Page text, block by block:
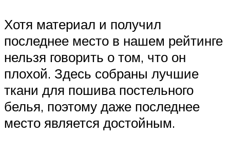
Хотя материал и получил
последнее место в нашем рейтинге
нельзя говорить о том, что он
плохой. Здесь собраны лучшие
ткани для пошива постельного
белья, поэтому даже последнее
место является достойным.